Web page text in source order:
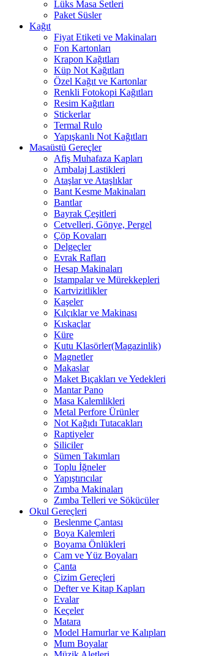
Lüks Masa Setleri
Paket Süsler
Kağıt
Fiyat Etiketi ve Makinaları
Fon Kartonları
Krapon Kağıtları
Küp Not Kağıtları
Özel Kağıt ve Kartonlar
Renkli Fotokopi Kağıtları
Resim Kağıtları
Stickerlar
Termal Rulo
Yapışkanlı Not Kağıtları
Masaüstü Gereçler
Afiş Muhafaza Kapları
Ambalaj Lastikleri
Ataşlar ve Ataşlıklar
Bant Kesme Makinaları
Bantlar
Bayrak Çeşitleri
Cetvelleri, Gönye, Pergel
Çöp Kovaları
Delgeçler
Evrak Rafları
Hesap Makinaları
Istampalar ve Mürekkepleri
Kartvizitlikler
Kaşeler
Kılçıklar ve Makinası
Kıskaçlar
Küre
Kutu Klasörler(Magazinlik)
Magnetler
Makaslar
Maket Bıçakları ve Yedekleri
Mantar Pano
Masa Kalemlikleri
Metal Perfore Ürünler
Not Kağıdı Tutacakları
Raptiyeler
Siliciler
Sümen Takımları
Toplu İğneler
Yapıştırıcılar
Zımba Makinaları
Zımba Telleri ve Sökücüler
Okul Gereçleri
Beslenme Çantası
Boya Kalemleri
Boyama Önlükleri
Cam ve Yüz Boyaları
Çanta
Çizim Gereçleri
Defter ve Kitap Kapları
Evalar
Keçeler
Matara
Model Hamurlar ve Kalıpları
Mum Boyalar